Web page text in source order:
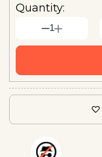
Quantity:
1